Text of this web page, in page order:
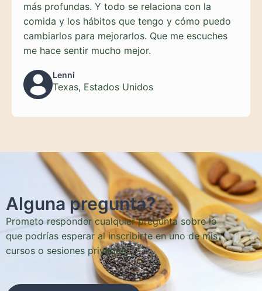
más profundas. Y todo se relaciona con la
comida y los hábitos que tengo y cómo puedo
cambiarlos para mejorarlos. Que me escuches
me hace sentir mucho mejor.
Lenni
Texas, Estados Unidos
Alguna pregunta?
Prometo responder cualquier pregunta sobre lo
que podrías esperar al inscribirte en uno de mis
cursos o sesiones privadas.